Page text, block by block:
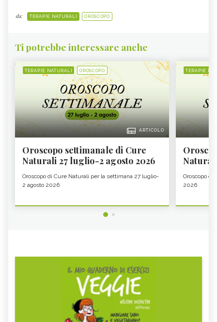
da: TERAPIE NATURALI OROSCOPO
Ti potrebbe interessare anche
TERAPIE NATURALI OROSCOPO
ARTICOLO
Oroscopo settimanale di Cure
Naturali 27 luglio-2 agosto 2026
Oroscopo di Cure Naturali per la settimana 27 luglio-
2 agosto 2026
TERAPIE
Oroscopo di
2026